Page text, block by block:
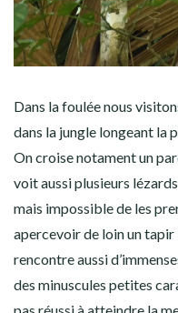
Dans la foulée nous
dans la jungle longeant la
On croise notament un
voit aussi plusieurs
mais impossible de les
apercevoir de loin un tapir
rencontre aussi
des minuscules petites